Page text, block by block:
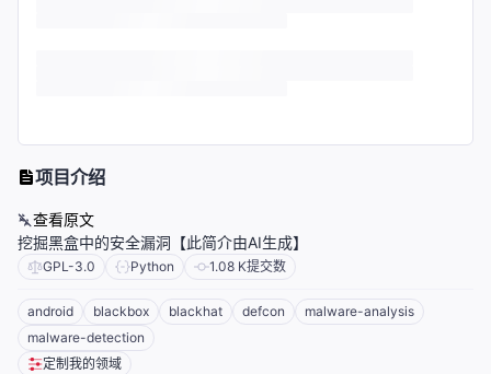
项目介绍
查看原文
挖掘黑盒中的安全漏洞【此简介由AI生成】
GPL-3.0 Python 1.08 K提交数
android blackbox blackhat defcon
malware-analysis
malware-detection
定制我的领域